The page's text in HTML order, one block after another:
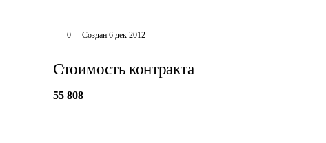
0 Создан 6 дек 2012
Стоимость контракта
55 808